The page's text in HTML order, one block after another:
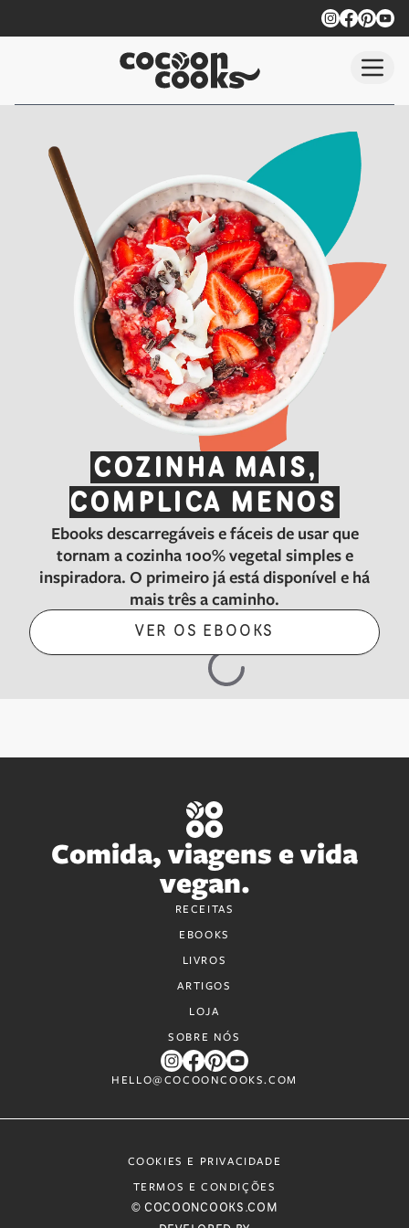
COZINHA MAIS,
COMPLICA MENOS
Ebooks descarregáveis e fáceis de usar que
tornam a cozinha 100% vegetal simples e
inspiradora. O primeiro já está disponível e há
mais três a caminho. ‍ ​‍​‍‌‍ ‌ ​‍‌‍‍‌‌‍‌ ‌‍‍‌‌‍ ‍​‍​‍​ ‍‍​‍​‍‌ ​ ‌‍​‌‌‍ ‍‌‍‍‌‌ ‌​‌ ‍‌​‍ ‍‌‍‍‌‌‍ ​‍​‍​‍ ​​‍​‍‌‍‍​‌ ​‍‌‍‌‌‌‍‌‍​‍​‍​ ‍‍​‍​‍​‍ ‌‍​‌‌‍‌​‌‍ ‌‌‍‍‌‌‍ ‍​‍ ‌‍‍‌‌‍ ‍‌ ‌​‌‍‌‌‌‍ ‍‌ ‌​​‍ ‌‍‌‌‌‍‌​‌‍‍‌‌ ‌​​‍ ‌‍ ‌‌‍ ‌‍‌​‌‍‌‌​ ‌‌ ​​‌ ​‍‌‍‌‌‌ ​ ‌‍‌‌‌‍ ‍‌ ‌​‌‍​‌‌ ‌​‌‍‍‌‌‍ ‌‍ ‍​ ‍ ‌‍‍‌‌‍‌​​ ‌​ ​‍​ ‌​​ ‍​​ ‌‍‌‍​‍​ ‌‍​ ​ ​ ​ ​‍ ‌​ ‌ ​ ​​‌‍‌‍‌‍​‌​‍ ‌​ ‌​​ ​​​ ‌ ‌‍‌​​‍ ‌​ ‍‌‌‍​‍​ ​‍‌‍‌​​‍ ‌​ ‌​​ ‌‌‌‍‌‌​ ​‍​ ‌‌‌‍​‍​ ​​‌‍‌‌​ ‌ ​ ​​​ ​ ‌‍‌‌​ ‍ ‌ ‌​‌ ‍‌‌ ​​‌‍‌‌​ ‌‌‍‍​‌‍ ‌‍ ‌‌‍‌‌‌ ​​‌‍​‌‌‍‌ ‌‍‌‌​ ‍ ‌ ​​‌‍​‌‌ ‌​‌‍‍​​ ‌‌‍​ ‌‍ ‌‍ ‍‌ ‌​‌‍‌‌‌‍ ‍‌ ‌​‌​​‍‌‍ ​‌‍ ‌‍​ ‌‍‍ ‌ ​ ​‍‌‌​ ‌‌‌​​‍‌‌ ‌‍‍ ‌‍‌‌‌ ‍‌​‍‌‌​ ​ ‌​‌​​‍‌‌​ ​ ‌​‌​​‍‌‌​ ​‍​ ​‍​ ​​​ ‌‍​ ‌‍​ ‌ ​ ‌‌​ ​‌‌‍​ ‌‍‌‍​ ‌ ‌‍​‍​ ‌‍​ ​‍​‍‌‌​ ​‍​ ​‍​‍‌‌​ ‌‌‌​‌​​‍ ‍‌‍‌​‌‍‌‌‌ ​ ‌‍​ ‌ ​‍‌‍‍‌‌ ​​‌ ‌​‌‍‍‌‌‍ ‌‍ ‍​ ‌‍​‍‌‍​‌‌ ​ ‌‍‌‌‌‌‌‌‌ ​‍‌‍ ​​ ‌​‍‌‌​ ​‍‌​‌‍‌‍​‌‌‍‌​‌‍ ‌‌‍‍‌‌‍ ‍​‍‌‍‌‍‍‌‌‍‌​​ ‌​ ​‍​ ‌​​ ‍​​ ‌‍‌‍​‍​ ‌‍​ ​ ​ ​ ​‍ ‌​ ‌ ​ ​​‌‍‌‍‌‍​‌​‍ ‌​ ‌​​ ​​​ ‌ ‌‍‌​​‍ ‌​ ‍‌‌‍​‍​ ​‍‌‍‌​​‍ ‌​ ‌​​ ‌‌‌‍‌‌​ ​‍​ ‌‌‌‍​‍​ ​​‌‍‌‌​ ‌ ​ ​​​ ​ ‌‍‌‌​‍‌‍‌ ‌​‌ ‍‌‌ ​​‌‍‌‌​ ‌‌‍‍​‌‍ ‌‍ ‌‌‍‌‌‌ ​​‌‍​‌‌‍‌ ‌‍‌‌​‍‌‍‌ ​​‌‍​‌‌ ‌​‌‍‍​​ ‌‌‍​ ‌‍ ‌‍ ‍‌ ‌​‌‍‌‌‌‍ ‍‌ ‌​‌​​‍‌‍ ​‌‍ ‌‍​ ‌‍‍ ‌ ​ ​‍‌‌​ ‌‌‌​​‍‌‌ ‌‍‍ ‌‍‌‌‌ ‍‌​‍‌‌​ ​ ‌​‌​​‍‌‌​ ​ ‌​‌​​‍‌‌​ ​‍​ ​‍​ ​​​ ‌‍​ ‌‍​ ‌ ​ ‌‌​ ​‌‌‍​ ‌‍‌‍​ ‌ ‌‍​‍​ ‌‍​ ​‍​‍‌‌​ ​‍​ ​‍​‍‌‌​ ‌‌‌​‌​​‍ ‍‌‍‌​‌‍‌‌‌ ​ ‌‍​ ‌ ​‍‌‍‍‌‌ ​​‌ ‌​‌‍‍‌‌‍ ‌‍ ‍​‍‌‍‌ ​​‌‍‌‌‌ ​‍‌ ​ ‌ ​​‌‍‌‌‌‍​ ‌ ‌​‌‍‍‌‌ ‌‍‌‍‌‌​ ‌‌ ​​‌ ‌‌‌‍​‍‌‍ ​‌‍‍‌‌ ​ ‌‍‍​‌‍‌‌‌‍‌​​‍​‍‌ ‌
VER OS EBOOKS​​​​‌ ‍ ​‍​‍‌‍ ‌ ​‍‌‍‍‌‌‍‌ ‌‍‍‌‌‍ ‍​‍​‍​ ‍‍​‍​‍‌ ​ ‌‍​‌‌‍ ‍‌‍‍‌‌ ‌​‌ ‍‌​‍ ‍‌‍‍‌‌‍ ​‍​‍​‍ ​​‍​‍‌‍‍​‌ ​‍‌‍‌‌‌‍‌‍​‍​‍​ ‍‍​‍​‍​‍ ‌‍​‌‌‍‌​‌‍ ‌‌‍‍‌‌‍ ‍​‍ ‌‍‍‌‌‍ ‍‌ ‌​‌‍‌‌‌‍ ‍‌ ‌​​‍ ‌‍‌‌‌‍‌​‌‍‍‌‌ ‌​​‍ ‌‍ ‌‌‍ ‌‍‌​‌‍‌‌​ ‌‌ ​​‌ ​‍‌‍‌‌‌ ​ ‌‍‌‌‌‍ ‍‌ ‌​‌‍​‌‌ ‌​‌‍‍‌‌‍ ‌‍ ‍​ ‍ ‌‍‍‌‌‍‌​​ ‌​ ​‍​ ‌​​ ‍​​ ‌‍‌‍​‍​ ‌‍​ ​ ​ ​ ​‍ ‌​ ‌ ​ ​​‌‍‌‍‌‍​‌​‍ ‌​ ‌​​ ​​​ ‌ ‌‍‌​​‍ ‌​ ‍‌‌‍​‍​ ​‍‌‍‌​​‍ ‌​ ‌​​ ‌‌‌‍‌‌​ ​‍​ ‌‌‌‍​‍​ ​​‌‍‌‌​ ‌ ​ ​​​ ​ ‌‍‌‌​ ‍ ‌ ‌​‌ ‍‌‌ ​​‌‍‌‌​ ‌‌‍‍​‌‍ ‌‍ ‌‌‍‌‌‌ ​​‌‍​‌‌‍‌ ‌‍‌‌​ ‍ ‌ ​​‌‍​‌‌ ‌​‌‍‍​​ ‌‌‍​ ‌‍ ‌‍ ‍‌ ‌​‌‍‌‌‌‍ ‍‌ ‌​‌​​‍‌‍ ​‌‍ ‌‍​ ‌‍‍ ‌ ​ ​‍‌‌​ ‌‌‌​​‍‌‌ ‌‍‍ ‌‍‌‌‌ ‍‌​‍‌‌​ ​ ‌​‌​​‍‌‌​ ​ ‌​‌​​‍‌‌​ ​‍​ ​‍​ ​​​ ‌‍​ ‌‍​ ‌ ​ ‌‌​ ​‌‌‍​ ‌‍‌‍​ ‌ ‌‍​‍​ ‌‍​ ​‍​‍‌‌​ ​‍​ ​‍​‍‌‌​ ‌‌‌​‌​​‍ ‍‌‍​‍‌ ‌‌‌ ‌​‌ ‌​‌‍ ‌‍ ‍‌‌‌​‌‍‌‌‌ ‍​‌ ‌​​ ‌‍​‍‌‍​‌‌ ​ ‌‍‌‌‌‌‌‌‌ ​‍‌‍ ​​ ‌​‍‌‌​ ​‍‌​‌‍‌‍​‌‌‍‌​‌‍ ‌‌‍‍‌‌‍ ‍​‍‌‍‌‍‍‌‌‍‌​​ ‌​ ​‍​ ‌​​ ‍​​ ‌‍‌‍​‍​ ‌‍​ ​ ​ ​ ​‍ ‌​ ‌ ​ ​​‌‍‌‍‌‍​‌​‍ ‌​ ‌​​ ​​​ ‌ ‌‍‌​​‍ ‌​ ‍‌‌‍​‍​ ​‍‌‍‌​​‍ ‌​ ‌​​ ‌‌‌‍‌‌​ ​‍​ ‌‌‌‍​‍​ ​​‌‍‌‌​ ‌ ​ ​​​ ​ ‌‍‌‌​‍‌‍‌ ‌​‌ ‍‌‌ ​​‌‍‌‌​ ‌‌‍‍​‌‍ ‌‍ ‌‌‍‌‌‌ ​​‌‍​‌‌‍‌ ‌‍‌‌​‍‌‍‌ ​​‌‍​‌‌ ‌​‌‍‍​​ ‌‌‍​ ‌‍ ‌‍ ‍‌ ‌​‌‍‌‌‌‍ ‍‌ ‌​‌​​‍‌‍ ​‌‍ ‌‍​ ‌‍‍ ‌ ​ ​‍‌‌​ ‌‌‌​​‍‌‌ ‌‍‍ ‌‍‌‌‌ ‍‌​‍‌‌​ ​ ‌​‌​​‍‌‌​ ​ ‌​‌​​‍‌‌​ ​‍​ ​‍​ ​​​ ‌‍​ ‌‍​ ‌ ​ ‌‌​ ​‌‌‍​ ‌‍‌‍​ ‌ ‌‍​‍​ ‌‍​ ​‍​‍‌‌​ ​‍​ ​‍​‍‌‌​ ‌‌‌​‌​​‍ ‍‌‍​‍‌ ‌‌‌ ‌​‌ ‌​‌‍ ‌‍ ‍‌‌‌​‌‍‌‌‌ ‍​‌ ‌​​‍‌‍‌ ​​‌‍‌‌‌ ​‍‌ ​ ‌ ​​‌‍‌‌‌‍​ ‌ ‌​‌‍‍‌‌ ‌‍‌‍‌‌​ ‌‌ ​​‌ ‌‌‌‍​‍‌‍ ​‌‍‍‌‌ ​ ‌‍‍​‌‍‌‌‌‍‌​​‍​‍‌ ‌
RECEITAS
EBOOKS
LIVROS
ARTIGOS
LOJA
SOBRE NÓS
Comida, viagens e vida
vegan.
HELLO@COCOONCOOKS.COM
COOKIES E PRIVACIDADE
TERMOS E CONDIÇÕES
© COCOONCOOKS.COM